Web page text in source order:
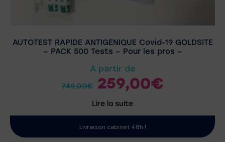
AUTOTEST RAPIDE ANTIGENIQUE Covid-19 GOLDSITE
– PACK 500 Tests – Pour les pros –
A partir de
749,00€ 259,00€
Lire la suite
Livraison cabinet 48h !